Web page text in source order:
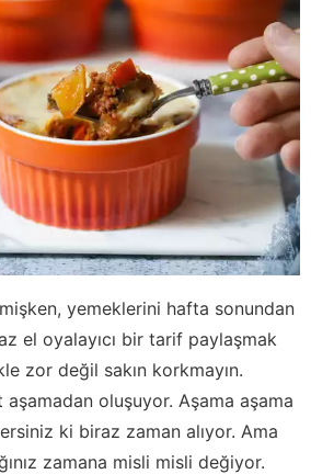
yemeklerini hafta sonundan
el oyalayıcı bir tarif paylaşmak
zor değil sakın korkmayın.
aşamadan oluşuyor. Aşama aşama
ki biraz zaman alıyor. Ama
zamana misli misli değiyor.